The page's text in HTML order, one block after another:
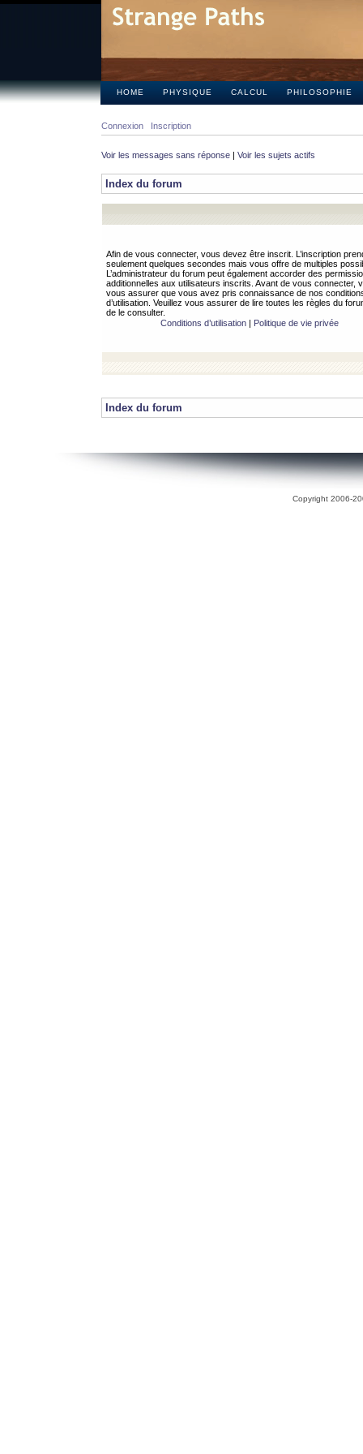
HOME PHYSIQUE CALCUL PHILOSOPHIE
Connexion Inscription
Voir les messages sans réponse | Voir les sujets actifs
Index du forum
Afin de vous connecter, vous devez être inscrit. L’inscription
seulement quelques secondes mais vous offre de multiples
L’administrateur du forum peut également accorder des
additionnelles aux utilisateurs inscrits. Avant de vous connecter,
vous assurer que vous avez pris connaissance de nos
d’utilisation. Veuillez vous assurer de lire toutes les règles du
de le consulter.
Conditions d’utilisation| Politique de vie privée
Index du forum
Copyright 2006-